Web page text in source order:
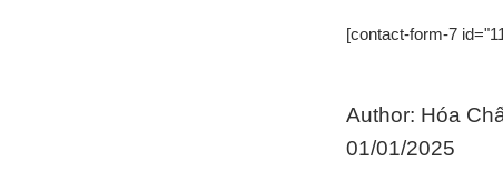
[contact-form-7
Author: Hóa
01/01/2025